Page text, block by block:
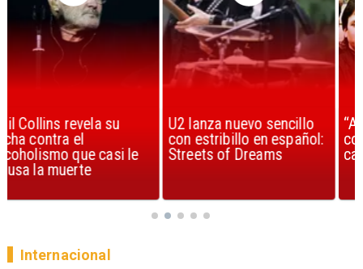
U2 lanza nuevo sencillo
con estribillo en español:
Streets of Dreams
“Africa” de Toto es
considerada la mejor
canción, según la ciencia
Internacional